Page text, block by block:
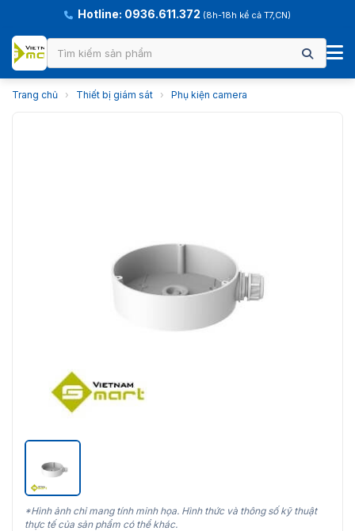
Hotline: 0936.611.372 (8h-18h kể cả T7,CN)
Trang chủ › Thiết bị giám sát › Phụ kiện camera
*Hình ảnh chỉ mang tính minh họa. Hình thức và thông số kỹ thuật
thực tế của sản phẩm có thể khác.